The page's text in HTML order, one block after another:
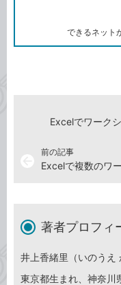
できるネット
前の記事
Excelでワーク
著者プロフィ
井上香緒里（いのうえ
東京都生まれ、神奈川